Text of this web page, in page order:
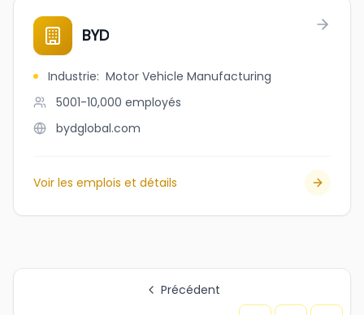
BYD
Industrie: Motor Vehicle Manufacturing
5001-10,000 employés
bydglobal.com
Voir les emplois et détails
Précédent